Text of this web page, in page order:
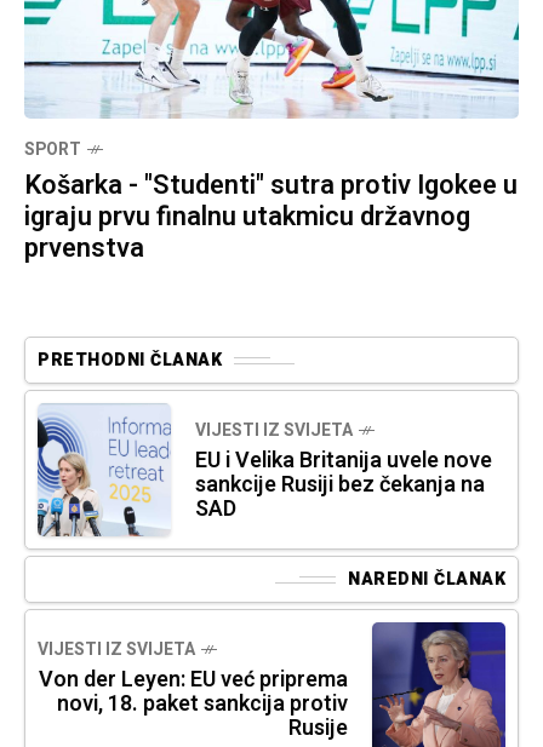
SPORT
Košarka - "Studenti" sutra protiv Igokee u
igraju prvu finalnu utakmicu državnog
prvenstva
PRETHODNI ČLANAK
VIJESTI IZ SVIJETA
EU i Velika Britanija uvele nove
sankcije Rusiji bez čekanja na
SAD
NAREDNI ČLANAK
VIJESTI IZ SVIJETA
Von der Leyen: EU već priprema
novi, 18. paket sankcija protiv
Rusije